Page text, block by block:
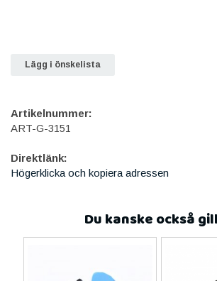
Lägg i önskelista
Artikelnummer:
ART-G-3151
Direktlänk:
Högerklicka och kopiera adressen
Du kanske också